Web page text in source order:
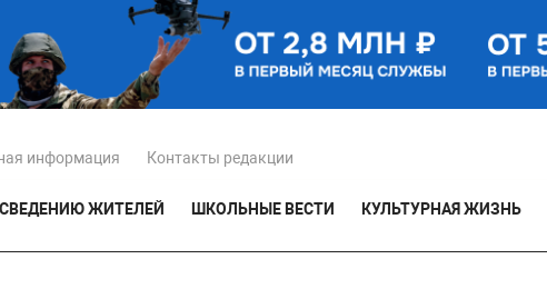
информация Контакты редакции
СВЕДЕНИЮ ЖИТЕЛЕЙ ШКОЛЬНЫЕ ВЕСТИ КУЛЬТУРНАЯ ЖИЗНЬ